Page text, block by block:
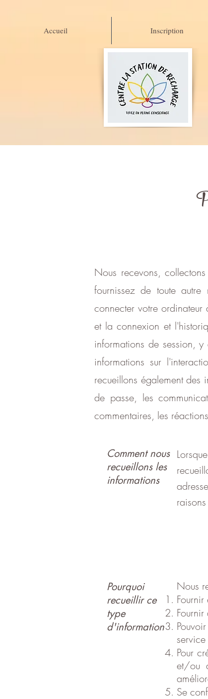
Accueil Inscription
Nous recevons,
fournissez de toute autre
connecter votre
et la connexion et
informations de session,
informations sur
recueillons également
de passe, les
commentaires, les
Comment nous
recueillons les
informations
Pourquoi
recueillir ce
type
d'information
Nous
Pour
et/ou
Se